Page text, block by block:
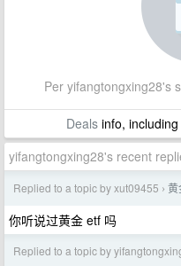
Per yifangtongxing28's
Dealsinfo, including
yifangtongxing28's recent
Replied to a topic by xut09455 › 黄
你听说过黄金 etf 吗
Replied to a topic by